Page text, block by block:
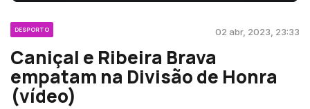
DESPORTO 02 abr, 2023, 23:33
Caniçal e Ribeira Brava
empatam na Divisão de Honra
(vídeo)